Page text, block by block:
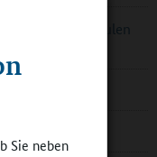
Sie neben
für Schulen
bewerben!